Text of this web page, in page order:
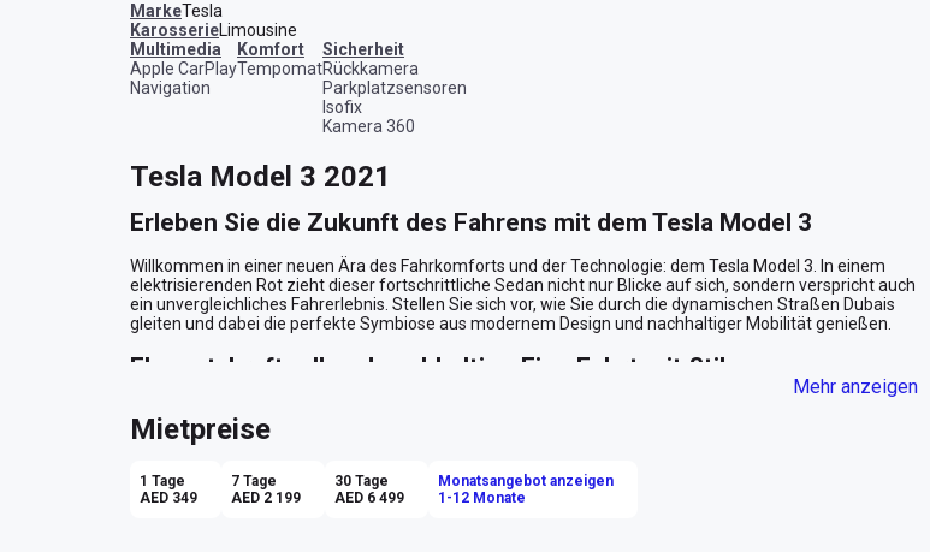
MarkeTesla
KarosserieLimousine
Multimedia
Apple CarPlay
Navigation
Komfort
Tempomat
Sicherheit
Rückkamera
Parkplatzsensoren
Isofix
Kamera 360
Tesla Model 3 2021
Erleben Sie die Zukunft des Fahrens mit dem Tesla Model 3
Willkommen in einer neuen Ära des Fahrkomforts und der Technologie: dem Tesla Model 3. In einem
elektrisierenden Rot zieht dieser fortschrittliche Sedan nicht nur Blicke auf sich, sondern verspricht auch
ein unvergleichliches Fahrerlebnis. Stellen Sie sich vor, wie Sie durch die dynamischen Straßen Dubais
gleiten und dabei die perfekte Symbiose aus modernem Design und nachhaltiger Mobilität genießen.
Elegant, kraftvoll und nachhaltig - Eine Fahrt mit Stil
Design strahlen eine zeitlose Eleganz aus, die in der pulsierenden Metropole Dubai oder im kulturell reichen
Abu Dhabi stets im Mittelpunkt steht. Öffnen Sie die Tür und lassen Sie sich von dem luxuriösen schwarzen
lange Fahrten durch die Wüstenlandschaft oder die belebten Straßen der Stadt.
Mehr anzeigen
Mietpreise
1 Tage
AED 349
7 Tage
AED 2 199
30 Tage
AED 6 499
Monatsangebot anzeigen
1-12 Monate